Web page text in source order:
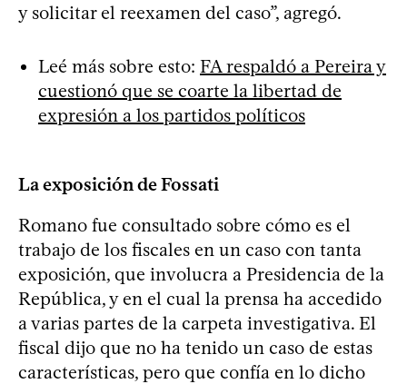
y solicitar el reexamen del caso”, agregó.
Leé más sobre esto: FA respaldó a Pereira y
cuestionó que se coarte la libertad de
expresión a los partidos políticos
La exposición de Fossati
Romano fue consultado sobre cómo es el
trabajo de los fiscales en un caso con tanta
exposición, que involucra a Presidencia de la
República, y en el cual la prensa ha accedido
a varias partes de la carpeta investigativa. El
fiscal dijo que no ha tenido un caso de estas
características, pero que confía en lo dicho